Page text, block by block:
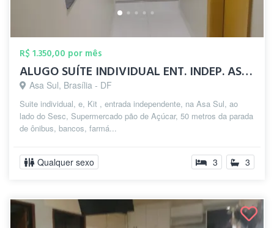
R$ 1.350,00 por mês
ALUGO SUÍTE INDIVIDUAL ENT. INDEP. ASA S...
Asa Sul, Brasília - DF
Suite individual, e, Kit , entrada independente, na Asa Sul, ao
lado do Sesc, Supermercado pão de Açúcar, 50 metros da parada
de ônibus, bancos, farmá...
Qualquer sexo 3 3